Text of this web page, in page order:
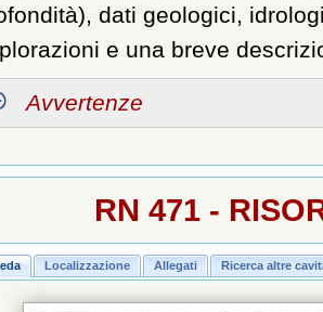
dati geologici,
e una breve
Avvertenze
RN 471 -
Localizzazione Allegati Ricerca altre